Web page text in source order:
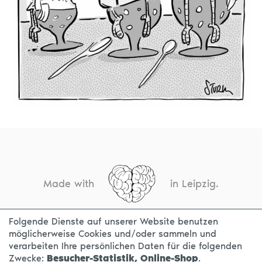
Made with in Leipzig.
KONTAKT IMPRESSUM DATENSCHUTZ
Folgende Dienste auf unserer Website benutzen
möglicherweise Cookies und/oder sammeln und
verarbeiten Ihre persönlichen Daten für die folgenden
Zwecke: Besucher-Statistik, Online-Shop.